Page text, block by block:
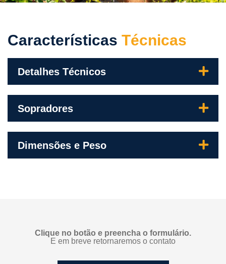
Características Técnicas
Detalhes Técnicos
Sopradores
Dimensões e Peso
Clique no botão e preencha o formulário.
E em breve retornaremos o contato